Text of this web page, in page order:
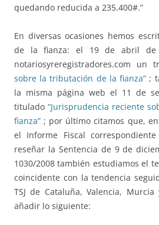
quedando reducida a 235.400#.”
En diversas ocasiones hemos
de la fianza: el 19 de abril de
notariosyreregistradores.com un
sobre la tributación de la fianza” ;
la misma página web el 11 de
titulado“Jurisprudencia reciente
fianza” ; por último citamos que,
el Informe Fiscal
reseñar la Sentencia de 9 de
1030/2008 también estudiamos el
coincidente con la tendencia
TSJ de Cataluña, Valencia,
añadir lo siguiente: